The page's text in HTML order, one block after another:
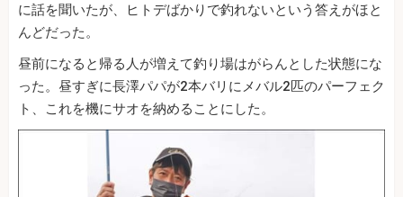
に話を聞いたが、ヒトデばかりで釣れないという答えがほと
んどだった。
昼前になると帰る人が増えて釣り場はがらんとした状態にな
った。昼すぎに長澤パパが2本バリにメバル2匹のパーフェク
ト、これを機にサオを納めることにした。